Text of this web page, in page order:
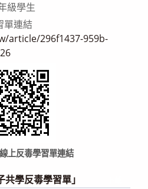
級學生
單連結
article/296f1437-959b-
上反毒學習單連結
學反毒學習單」